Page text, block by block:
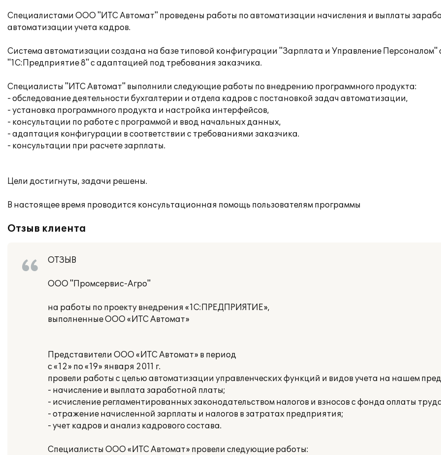
Специалистами ООО "ИТС Автомат" проведены работы по автоматизации начисления и выплаты
автоматизации учета кадров.
Система автоматизации создана на базе типовой конфигурации "Зарплата и Управление Персоналом"
"1С:Предприятие 8" с адаптацией под требования заказчика.
Специалисты "ИТС Автомат" выполнили следующие работы по внедрению программного продукта:
- обследование деятельности бухгалтерии и отдела кадров с постановкой задач автоматизации,
- установка программного продукта и настройка интерфейсов,
- консультации по работе с программой и ввод начальных данных,
- адаптация конфигурации в соответствии с требованиями заказчика.
- консультации при расчете зарплаты.
Цели достигнуты, задачи решены.
В настоящее время проводится консультационная помощь пользователям программы
Отзыв клиента
ОТЗЫВ
ООО "Промсервис-Агро"
на работы по проекту внедрения «1С:ПРЕДПРИЯТИЕ»,
выполненные ООО «ИТС Автомат»
Представители ООО «ИТС Автомат» в период
с «12» по «19» января 2011 г.
провели работы с целью автоматизации управленческих функций и видов учета на нашем
- начисление и выплата заработной платы;
- исчисление регламентированных законодательством налогов и взносов с фонда оплаты
- отражение начисленной зарплаты и налогов в затратах предприятия;
- учет кадров и анализ кадрового состава.
Специалисты ООО «ИТС Автомат» провели следующие работы: